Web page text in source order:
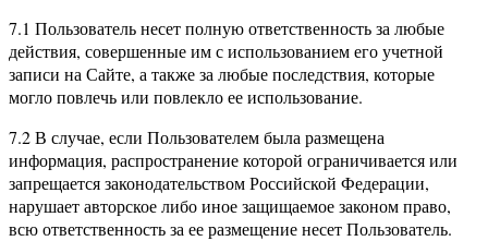
7.1 Пользователь несет полную ответственность за любые
действия, совершенные им с использованием его учетной
записи на Сайте, а также за любые последствия, которые
могло повлечь или повлекло ее использование.
7.2 В случае, если Пользователем была размещена
информация, распространение которой ограничивается или
запрещается законодательством Российской Федерации,
нарушает авторское либо иное защищаемое законом право,
всю ответственность за ее размещение несет Пользователь.